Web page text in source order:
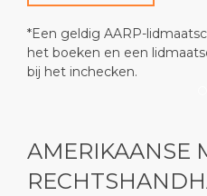
*Een geldig AARP-
het boeken en een
bij het inchecken.
AMERIKAANSE